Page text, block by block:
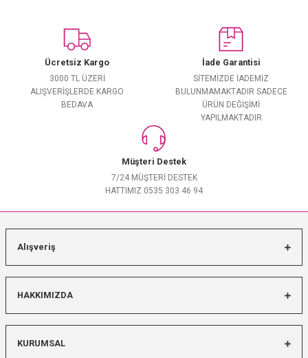
Ücretsiz Kargo
3000 TL ÜZERİ
ALIŞVERİŞLERDE KARGO
BEDAVA
İade Garantisi
SİTEMİZDE İADEMİZ
BULUNMAMAKTADIR SADECE
ÜRÜN DEĞİŞİMİ
YAPILMAKTADIR
Müşteri Destek
7/24 MÜŞTERİ DESTEK
HATTIMIZ 0535 303 46 94
Alışveriş
HAKKIMIZDA
KURUMSAL